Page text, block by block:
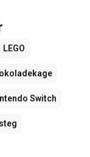
LEGO
Switch